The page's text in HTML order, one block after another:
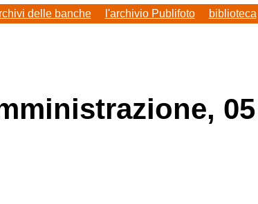
delle banche l'archivio Publifoto
biblioteca